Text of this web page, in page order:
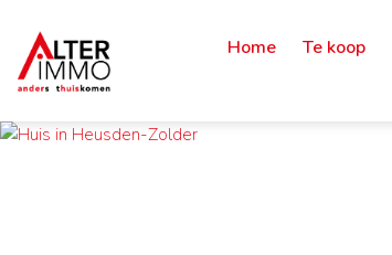
Home Te koop